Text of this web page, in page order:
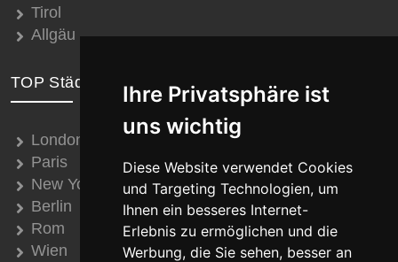
Ihre Privatsphäre ist
uns wichtig
Diese Website verwendet Cookies
und Targeting Technologien, um
Ihnen ein besseres Internet-
Erlebnis zu ermöglichen und die
Werbung, die Sie sehen, besser an
Tirol
Allgäu
TOP Städte
London
Paris
New York
Berlin
Rom
Wien